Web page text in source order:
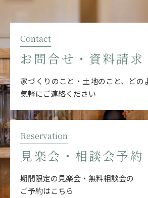
Contact
お問合せ・資料請求
家づくりのこと・土地のこと、どの
気軽にご連絡ください
Reservation
見楽会・相談会予約
期間限定の見楽会・無料相談会の
ご予約はこちら